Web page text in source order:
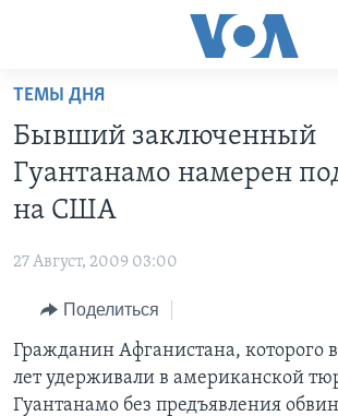
Перейти
основной
контент
Перейти
основной
навигации
Перейти
поиск
АМЕРИКА
ИТОГИ
ПОЧЕМУ ЭТО ВАЖНО?
ДИСКУССИЯ VOA
ДЕТАЛИ
ПРОЕКТЫ
НАША АМЕРИКАНСКАЯ ИСТОРИЯ
А КАК В АМЕРИКЕ?
АРТЕФАКТЫ
АМЕРИКАНСКИЕ ГОРОДКИ
ИНТЕРВЬЮ
ФАКТЫ ПРОТИВ ФЕЙКОВ
ЗА СВОБОДУ ПРЕССЫ
УЧИМ АНГЛИЙСКИЙ
ТЕМЫ ДНЯ
Бывший заключенный
Гуантанамо намерен
на США
27 Август, 2009 03:00
Поделиться
Гражданин Афганистана, которого
лет удерживали в американской
Гуантанамо без предъявления